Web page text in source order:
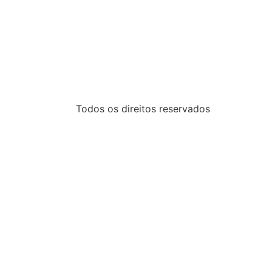
Todos os direitos reservados